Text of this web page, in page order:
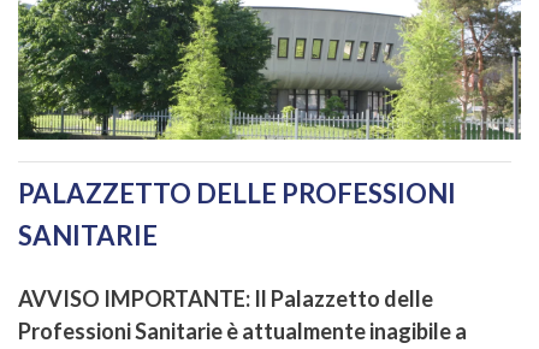
PALAZZETTO DELLE PROFESSIONI
SANITARIE
AVVISO IMPORTANTE: Il Palazzetto delle
Professioni Sanitarie è attualmente inagibile a